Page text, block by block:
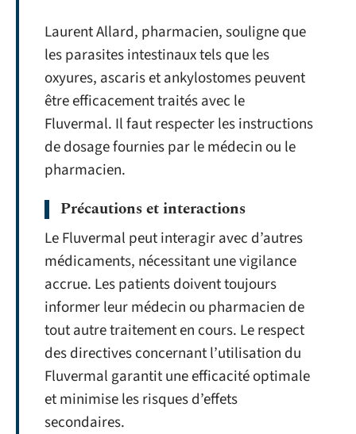
Laurent Allard, pharmacien, souligne que
les parasites intestinaux tels que les
oxyures, ascaris et ankylostomes peuvent
être efficacement traités avec le
Fluvermal. Il faut respecter les instructions
de dosage fournies par le médecin ou le
pharmacien.
Précautions et interactions
Le Fluvermal peut interagir avec d’autres
médicaments, nécessitant une vigilance
accrue. Les patients doivent toujours
informer leur médecin ou pharmacien de
tout autre traitement en cours. Le respect
des directives concernant l’utilisation du
Fluvermal garantit une efficacité optimale
et minimise les risques d’effets
secondaires.